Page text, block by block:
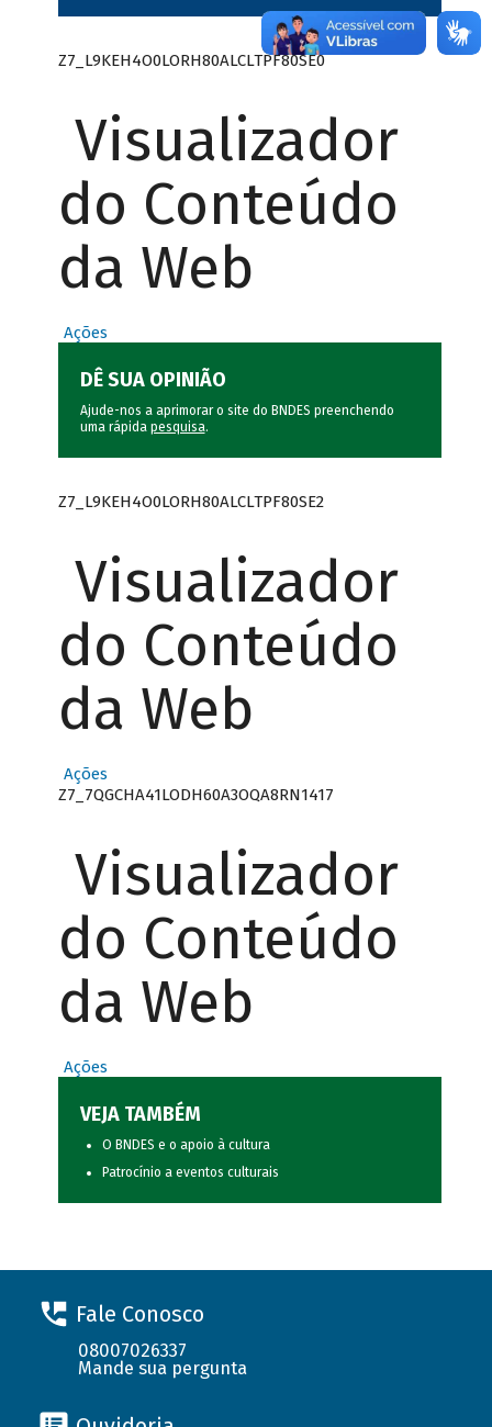
Z7_L9KEH4O0LORH80ALCLTPF80SE0
Visualizador
do Conteúdo
da Web
Ações
DÊ SUA OPINIÃO
Ajude-nos a aprimorar o site do BNDES preenchendo
uma rápida pesquisa.
Z7_L9KEH4O0LORH80ALCLTPF80SE2
Visualizador
do Conteúdo
da Web
Ações
Z7_7QGCHA41LODH60A3OQA8RN1417
Visualizador
do Conteúdo
da Web
Ações
VEJA TAMBÉM
O BNDES e o apoio à cultura
Patrocínio a eventos culturais
Fale Conosco
08007026337
Mande sua pergunta